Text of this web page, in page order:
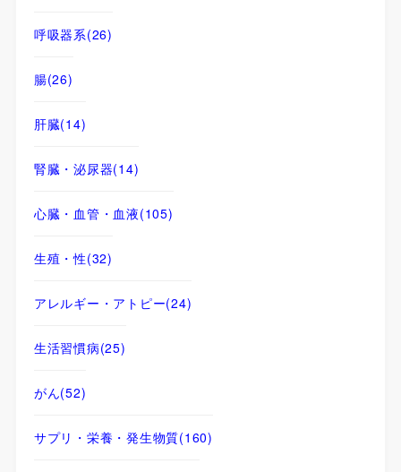
呼吸器系(26)
腸(26)
肝臓(14)
腎臓・泌尿器(14)
心臓・血管・血液(105)
生殖・性(32)
アレルギー・アトピー(24)
生活習慣病(25)
がん(52)
サプリ・栄養・発生物質(160)